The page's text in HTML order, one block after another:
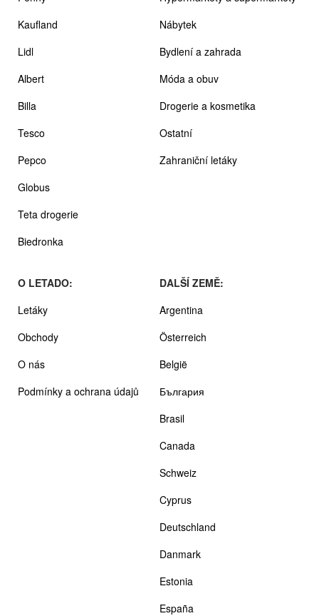
Kaufland
Lidl
Albert
Billa
Tesco
Pepco
Globus
Teta drogerie
Biedronka
Nábytek
Bydlení a zahrada
Móda a obuv
Drogerie a kosmetika
Ostatní
Zahraniční letáky
O LETADO:
Letáky
Obchody
O nás
Podmínky a ochrana údajů
DALŠÍ ZEMĚ:
Argentina
Österreich
België
България
Brasil
Canada
Schweiz
Cyprus
Deutschland
Danmark
Estonia
España